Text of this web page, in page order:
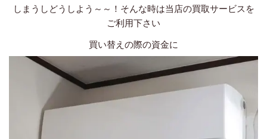
しまうしどうしよう～～！そんな時は当店の買取サービスを
ご利用下さい
買い替えの際の資金に